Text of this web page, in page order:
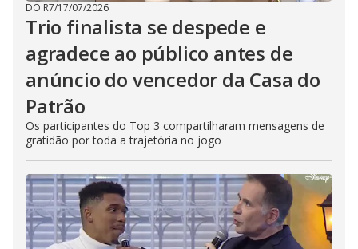
DO R7/17/07/2026
Trio finalista se despede e
agradece ao público antes de
anúncio do vencedor da Casa do
Patrão
Os participantes do Top 3 compartilharam mensagens de
gratidão por toda a trajetória no jogo